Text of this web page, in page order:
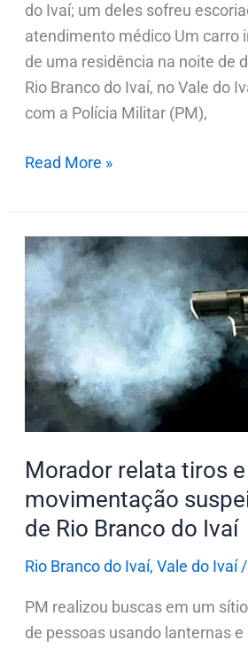
do Ivaí; um deles sofreu
atendimento médico Um carro
de uma residência na noite de
Rio Branco do Ivaí, no Vale do
com a Polícia Militar (PM),
Read More »
Morador relata tiros e
movimentação
de Rio Branco do Ivaí
Rio Branco do Ivaí, Vale do Ivaí/
PM realizou buscas em um
de pessoas usando lanternas
Morador
relata
tiros
e
movimentação
suspeita
em
sítio
Rio
Branco
do
Ivaí